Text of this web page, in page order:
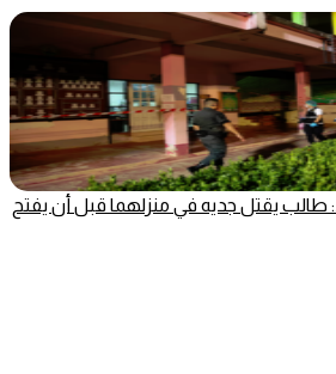
طالب يقتل جديه في منزلهما قبل أن يفتح